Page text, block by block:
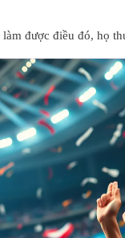
được điều đó, họ